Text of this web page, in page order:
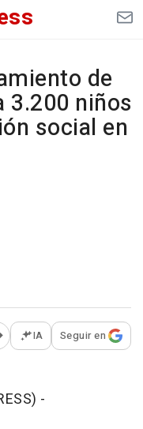
de
3.200 niños
social en
opciones para
IA Seguir en
-